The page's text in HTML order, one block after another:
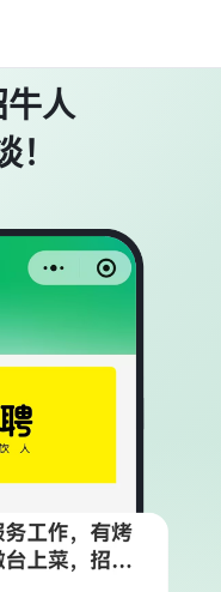
牛人
！